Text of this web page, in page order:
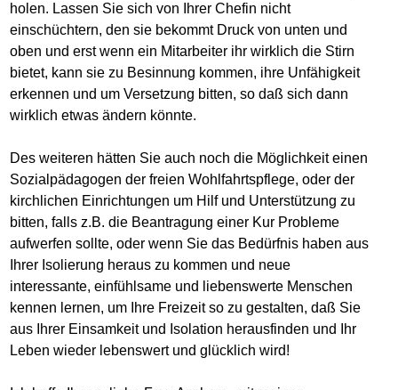
holen. Lassen Sie sich von Ihrer Chefin nicht
einschüchtern, den sie bekommt Druck von unten und
oben und erst wenn ein Mitarbeiter ihr wirklich die Stirn
bietet, kann sie zu Besinnung kommen, ihre Unfähigkeit
erkennen und um Versetzung bitten, so daß sich dann
wirklich etwas ändern könnte.
Des weiteren hätten Sie auch noch die Möglichkeit einen
Sozialpädagogen der freien Wohlfahrtspflege, oder der
kirchlichen Einrichtungen um Hilf und Unterstützung zu
bitten, falls z.B. die Beantragung einer Kur Probleme
aufwerfen sollte, oder wenn Sie das Bedürfnis haben aus
Ihrer Isolierung heraus zu kommen und neue
interessante, einfühlsame und liebenswerte Menschen
kennen lernen, um Ihre Freizeit so zu gestalten, daß Sie
aus Ihrer Einsamkeit und Isolation herausfinden und Ihr
Leben wieder lebenswert und glücklich wird!